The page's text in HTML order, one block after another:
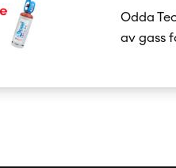
Odda
av gass